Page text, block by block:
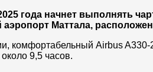
года начнет выполнять
Маттала,
комфортабельный Airbus
9,5 часов.